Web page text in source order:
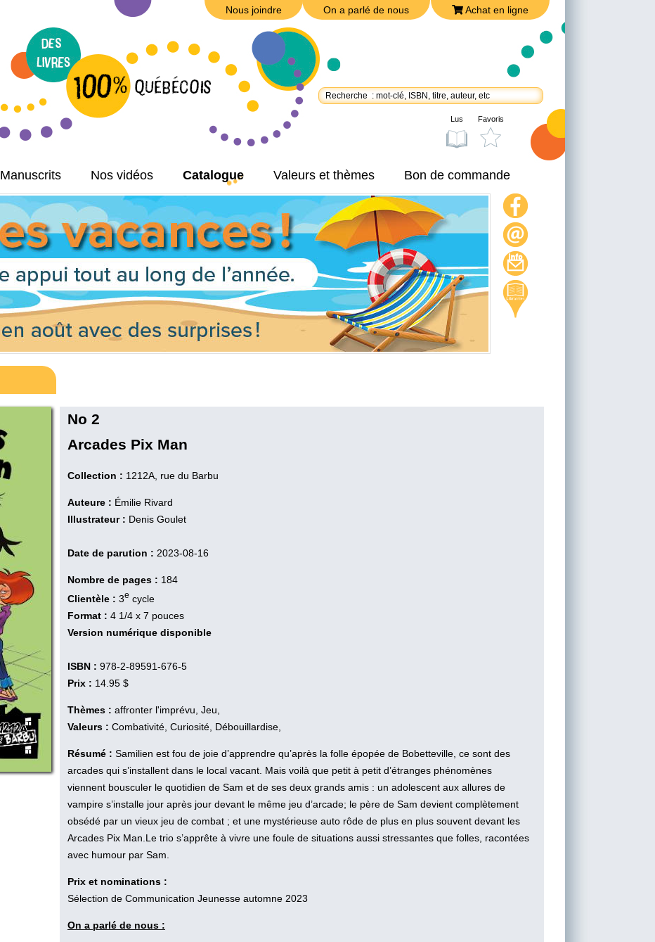
Nous joindre On a parlé de nous Achat en ligne
Manuscrits Nos vidéos Catalogue Valeurs et thèmes Bon de commande
On a parlé de nous
Achat en ligne
Nous joindre
Politique de confidentialité
Lus Favoris
No 2
Arcades Pix Man
Collection : 1212A, rue du Barbu
Auteure : Émilie Rivard
Illustrateur : Denis Goulet
Date de parution : 2023-08-16
Nombre de pages : 184
Clientèle : 3e cycle
Format : 4 1/4 x 7 pouces
Version numérique disponible
ISBN : 978-2-89591-676-5
Prix : 14.95 $
Thèmes : affronter l'imprévu, Jeu,
Valeurs : Combativité, Curiosité, Débouillardise,
Résumé : Samilien est fou de joie d’apprendre qu’après la folle épopée de Bobetteville, ce sont des
arcades qui s’installent dans le local vacant. Mais voilà que petit à petit d’étranges phénomènes
viennent bousculer le quotidien de Sam et de ses deux grands amis : un adolescent aux allures de
vampire s’installe jour après jour devant le même jeu d’arcade; le père de Sam devient complètement
obsédé par un vieux jeu de combat ; et une mystérieuse auto rôde de plus en plus souvent devant les
Arcades Pix Man.Le trio s’apprête à vivre une foule de situations aussi stressantes que folles, racontées
avec humour par Sam.
Prix et nominations :
Sélection de Communication Jeunesse automne 2023
On a parlé de nous :